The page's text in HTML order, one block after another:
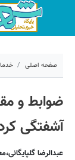
صفحه اصلی
ضوابط و
آشفتگی
عبدالرضا